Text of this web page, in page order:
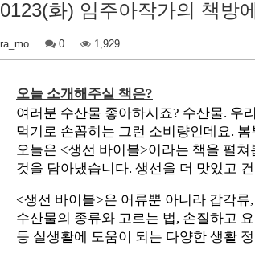
0123(화) 임주아작가의 책방
ra_mo 0 1,929
오늘 소개해주실 책은?
여러분 수산물 좋아하시죠? 수산물. 우
먹기로 손꼽히는 그런 소비량인데요.
오늘은 <생선 바이블>이라는 책을 펼
것을 담아냈습니다. 생선을 더 맛있고
<생선 바이블>은 어류뿐 아니라 갑각
수산물의 종류와 고르는 법, 손질하고
등 실생활에 도움이 되는 다양한 생활